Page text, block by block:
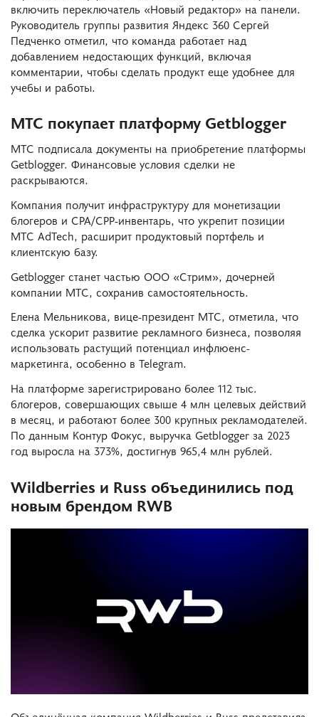
включить переключатель «Новый редактор» на панели.
Руководитель группы развития Яндекс 360 Сергей
Педченко отметил, что команда работает над
добавлением недостающих функций, включая
комментарии, чтобы сделать продукт еще удобнее для
учебы и работы.
МТС покупает платформу Getblogger
МТС подписала документы на приобретение платформы
Getblogger. Финансовые условия сделки не
раскрываются.
Компания получит инфраструктуру для монетизации
блогеров и CPA/CPP-инвентарь, что укрепит позиции
МТС AdTech, расширит продуктовый портфель и
клиентскую базу.
Getblogger станет частью ООО «Стрим», дочерней
компании МТС, сохранив самостоятельность.
Елена Мельникова, вице-президент МТС, отметила, что
сделка ускорит развитие рекламного бизнеса, позволяя
использовать растущий потенциал инфлюенс-
маркетинга, особенно в Telegram.
На платформе зарегистрировано более 112 тыс.
блогеров, совершающих свыше 4 млн целевых действий
в месяц, и работают более 300 крупных рекламодателей.
По данным Контур Фокус, выручка Getblogger за 2023
год выросла на 373%, достигнув 965,4 млн рублей.
Wildberries и Russ объединились под
новым брендом RWB